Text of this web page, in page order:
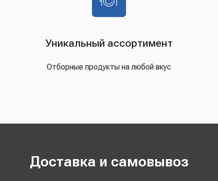
Уникальный ассортимент
Отборные продукты на любой вкус
Доставка и самовывоз